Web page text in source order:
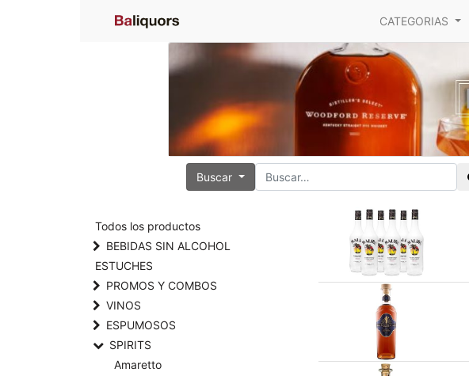
CATEGORIAS
Buscar
Todos los productos
BEBIDAS SIN ALCOHOL
ESTUCHES
PROMOS Y COMBOS
VINOS
ESPUMOSOS
SPIRITS
Amaretto